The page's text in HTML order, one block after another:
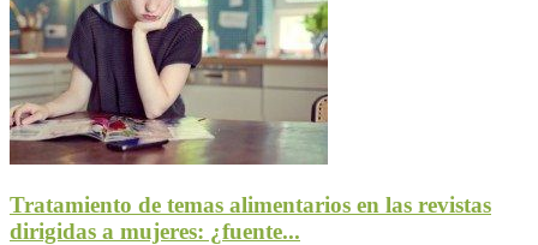
Tratamiento de temas alimentarios en las revistas
dirigidas a mujeres: ¿fuente...